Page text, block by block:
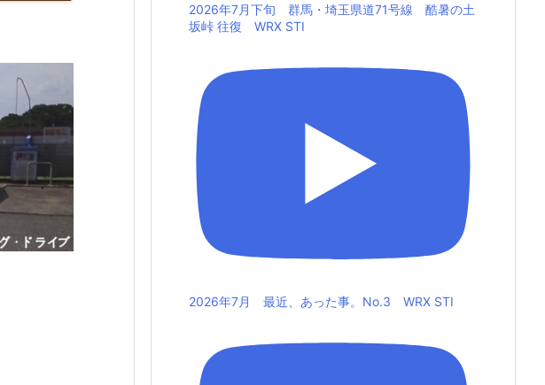
2026年7月下旬 群馬・埼玉県道71号線 酷暑の土
坂峠 往復 WRX STI
2026年7月 最近、あった事。No.3 WRX STI